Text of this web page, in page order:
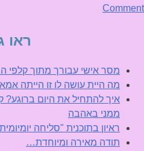
Comment
on
לו
זו
הייתה
אמא
שלך…?
ראו
מסר אישי עבורך מתוך קלפי
מה היית עושה לו זו הייתה
איך להתחיל את היום ברוגע?
ממני באהבה
ראיון בתוכנית "סליחה
תודה מאירה ומיוחדת…